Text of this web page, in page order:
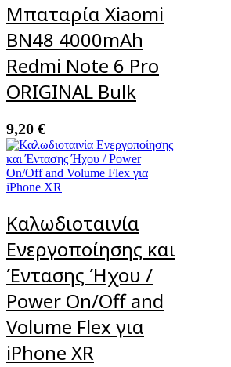
Μπαταρία Xiaomi
BN48 4000mAh
Redmi Note 6 Pro
ORIGINAL Bulk
9,20 €
Καλωδιοταινία
Ενεργοποίησης και
Έντασης Ήχου /
Power On/Off and
Volume Flex για
iPhone XR